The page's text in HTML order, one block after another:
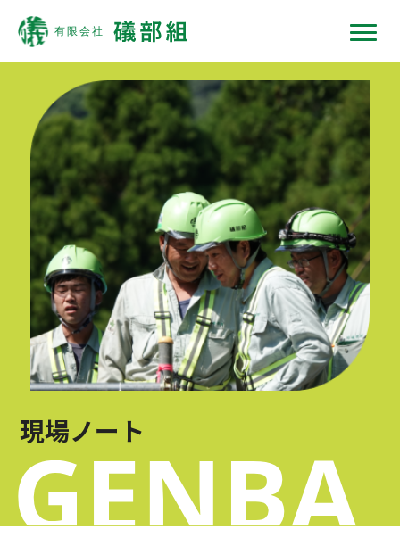
礒部組について
現場ではたらくひと
現場ではたらく機械
現場ノート
採用情報
協力会社の皆様へ
OFFICIAL SNS
現場ノート